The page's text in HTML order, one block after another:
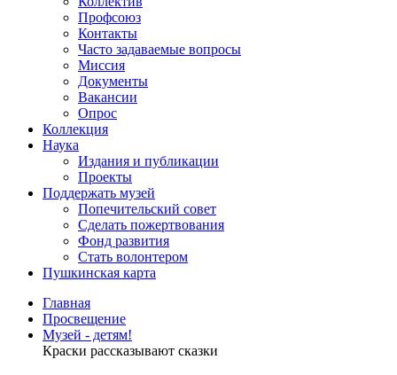
Профсоюз
Контакты
Часто задаваемые вопросы
Миссия
Документы
Вакансии
Опрос
Коллекция
Наука
Издания и публикации
Проекты
Поддержать музей
Попечительский совет
Сделать пожертвования
Фонд развития
Стать волонтером
Пушкинская карта
Главная
Просвещение
Музей - детям!
Краски рассказывают сказки